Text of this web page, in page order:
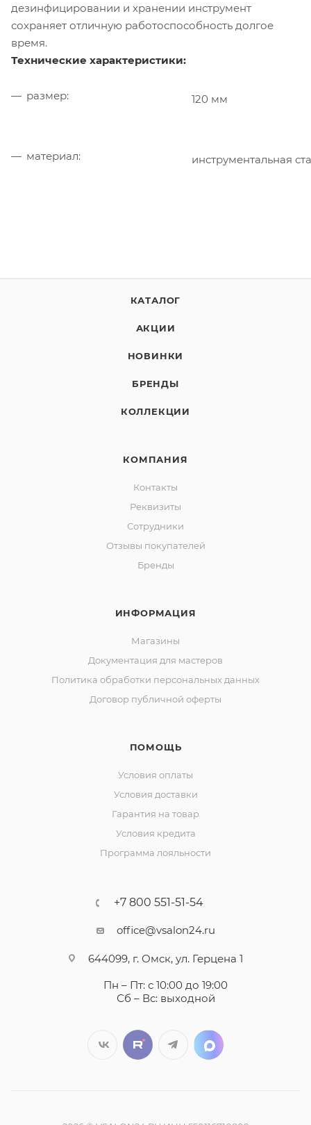
дезинфицировании и хранении инструмент
сохраняет отличную работоспособность долгое
время.
Технические характеристики:
размер: 120 мм
материал: инструментальная
КАТАЛОГ
АКЦИИ
НОВИНКИ
БРЕНДЫ
КОЛЛЕКЦИИ
КОМПАНИЯ
Контакты
Реквизиты
Сотрудники
Отзывы покупателей
Бренды
ИНФОРМАЦИЯ
Магазины
Документация для мастеров
Политика обработки персональных данных
Договор публичной оферты
ПОМОЩЬ
Условия оплаты
Условия доставки
Гарантия на товар
Условия кредита
Программа лояльности
+7 800 551-51-54
office@vsalon24.ru
644099, г. Омск, ул. Герцена 1
Пн – Пт: с 10:00 до 19:00
Сб – Вс: выходной